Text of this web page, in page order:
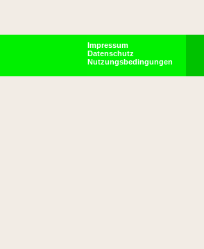
Impressum
Datenschutz
Nutzungsbedingungen